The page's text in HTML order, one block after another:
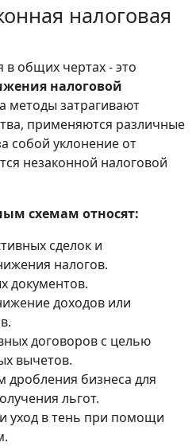
налоговая
общих чертах - это
налоговой
методы затрагивают
применяются различные
собой уклонение от
незаконной налоговой
схемам относят:
сделок и
налогов.
документов.
доходов или
договоров с целью
вычетов.
дробления бизнеса для
льгот.
уход в тень при помощи